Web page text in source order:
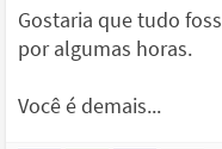
Gostaria que tudo
por algumas horas.
Você é demais...